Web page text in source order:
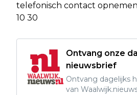
telefonisch contact opnemen
10 30
Ontvang onze
nieuwsbrief
Ontvang dagelijks
van